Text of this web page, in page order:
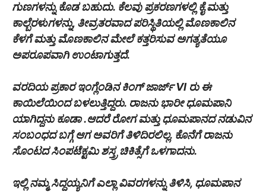
ಗುಣಗಳನ್ನು ಕೊಡ ಬಹುದು. ಕೆಲವು ಪ್ರಕರಣಗಳಲ್ಲಿ ಕೈ ಮತ್ತು
ಕಾಲ್ಬೆರಳುಗಳನ್ನು, ತೀವ್ರತರವಾದ ಪರಿಸ್ಥಿತಿಯಲ್ಲಿ ಮೊಣಕಾಲಿನ
ಕೆಳಗೆ ಮತ್ತು ಮೊಣಕಾಲಿನ ಮೇಲೆ ಕತ್ತರಿಸುವ ಅಗತ್ಯತೆಯೂ
ಅಪರೂಪವಾಗಿ ಉಂಟಾಗುತ್ತದೆ.
ವರದಿಯ ಪ್ರಕಾರ ಇಂಗ್ಲೆಂಡಿನ ಕಿಂಗ್ ಜಾರ್ಜ್ VI ರು ಈ
ಕಾಯಿಲೆಯಿಂದ ಬಳಲುತ್ತಿದ್ದರು. ರಾಜನು ಭಾರೀ ಧೂಮಪಾನಿ
ಯಾಗಿದ್ದನು ಕೂಡಾ .ಆದರೆ ರೋಗ ಮತ್ತು ಧೂಮಪಾನದ ನಡುವಿನ
ಸಂಬಂಧದ ಬಗ್ಗೆ ಆಗ ಅವರಿಗೆ ತಿಳಿದಿರಲಿಲ್ಲ. ಕೊನೆಗೆ ರಾಜನು
ಸೊಂಟದ ಸಿಂಪಟೆಕ್ಟಮಿ ಶಸ್ತ್ರ ಚಿಕಿತ್ಸೆಗೆ ಒಳಗಾದನು.
ಇಲ್ಲಿ ನಮ್ಮ ಸಿದ್ದಯ್ಯನಿಗೆ ಎಲ್ಲಾ ವಿವರಗಳನ್ನು ತಿಳಿಸಿ, ಧೂಮಪಾನ